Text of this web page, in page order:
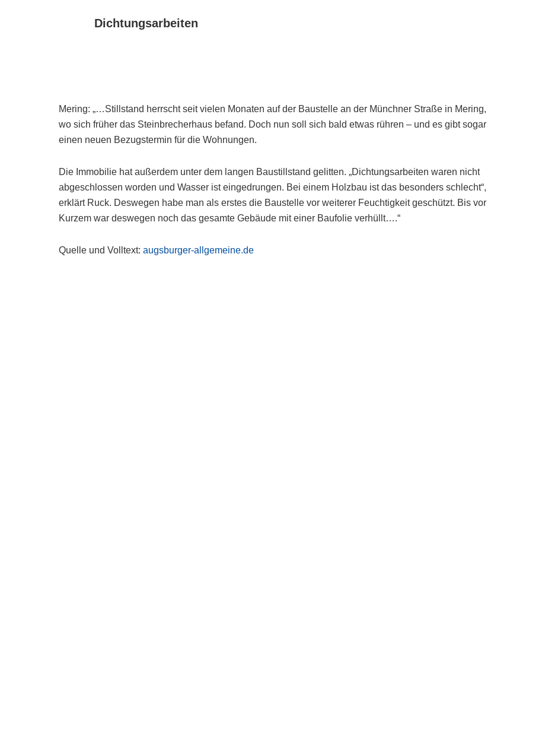
Dichtungsarbeiten
Mering: „…Stillstand herrscht seit vielen Monaten auf der Baustelle an der Münchner Straße in Mering,
wo sich früher das Steinbrecherhaus befand. Doch nun soll sich bald etwas rühren – und es gibt sogar
einen neuen Bezugstermin für die Wohnungen.
Die Immobilie hat außerdem unter dem langen Baustillstand gelitten. „Dichtungsarbeiten waren nicht
abgeschlossen worden und Wasser ist eingedrungen. Bei einem Holzbau ist das besonders schlecht“,
erklärt Ruck. Deswegen habe man als erstes die Baustelle vor weiterer Feuchtigkeit geschützt. Bis vor
Kurzem war deswegen noch das gesamte Gebäude mit einer Baufolie verhüllt….“
Quelle und Volltext:augsburger-allgemeine.de